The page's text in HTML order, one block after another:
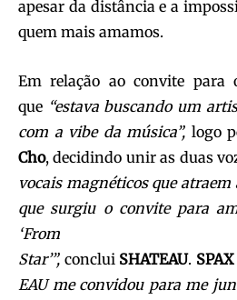
apesar da distância e a
quem mais amamos.
Em relação ao convite para
que “estava buscando um
com a vibe da música”, logo
Cho, decidindo unir as duas
vocais magnéticos que atraem
que surgiu o convite para
Star’”, conclui SHATEAU. SPAX
EAUme convidou para me